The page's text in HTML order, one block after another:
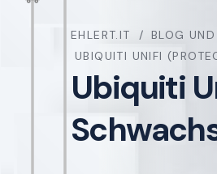
EHLERT.IT BLOG
UBIQUITI UNIFI
Ubiquiti